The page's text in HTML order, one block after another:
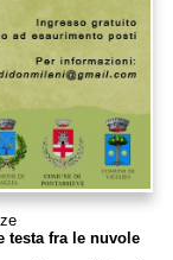
testa fra le nuvole